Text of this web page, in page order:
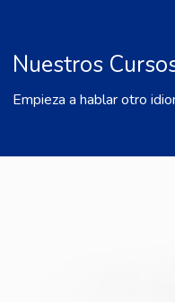
Nuestros
Empieza a hablar otro